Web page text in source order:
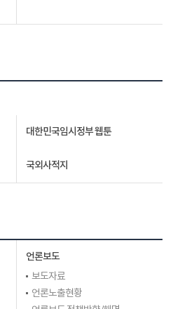
대한민국임시정부 웹툰
국외사적지
언론보도
보도자료
언론노출현황